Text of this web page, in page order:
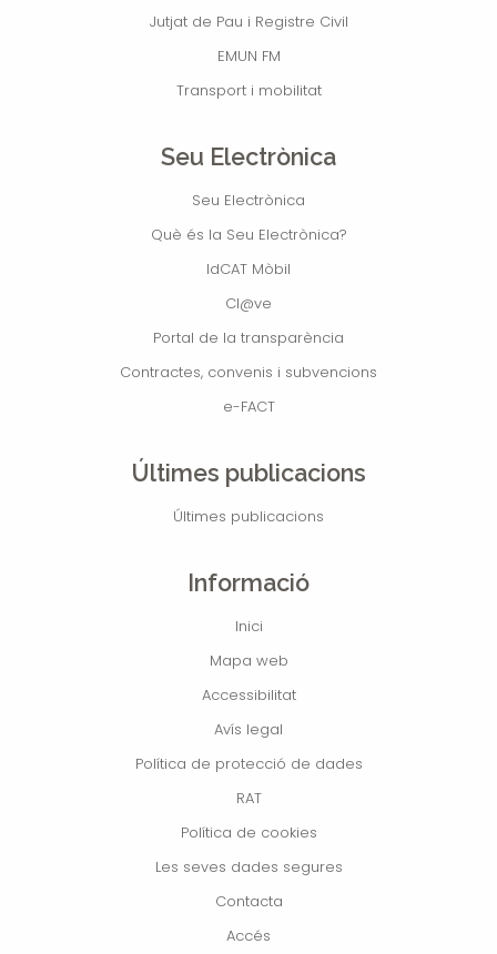
Jutjat de Pau i Registre Civil
EMUN FM
Transport i mobilitat
Seu Electrònica
Seu Electrònica
Què és la Seu Electrònica?
IdCAT Mòbil
Cl@ve
Portal de la transparència
Contractes, convenis i subvencions
e-FACT
Últimes publicacions
Últimes publicacions
Informació
Inici
Mapa web
Accessibilitat
Avís legal
Política de protecció de dades
RAT
Política de cookies
Les seves dades segures
Contacta
Accés